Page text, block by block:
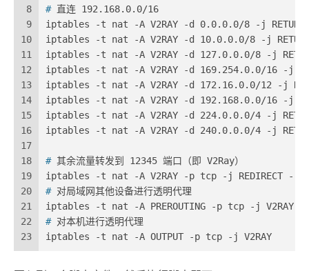
8
9
10
11
12
13
14
15
16
17
18
19
20
21
22
23
# 直连 192.168.0.0/16
iptables -t nat -A V2RAY -d 0.0.0.0/8 -j RETURN
iptables -t nat -A V2RAY -d 10.0.0.0/8 -j
iptables -t nat -A V2RAY -d 127.0.0.0/8 -j
iptables -t nat -A V2RAY -d 169.254.0.0/16 -j
iptables -t nat -A V2RAY -d 172.16.0.0/12 -j
iptables -t nat -A V2RAY -d 192.168.0.0/16 -j
iptables -t nat -A V2RAY -d 224.0.0.0/4 -j
iptables -t nat -A V2RAY -d 240.0.0.0/4 -j
# 其余流量转发到 12345 端口（即 V2Ray）
iptables -t nat -A V2RAY -p tcp -j REDIRECT --
# 对局域网其他设备进行透明代理
iptables -t nat -A PREROUTING -p tcp -j V2RAY
# 对本机进行透明代理
iptables -t nat -A OUTPUT -p tcp -j V2RAY